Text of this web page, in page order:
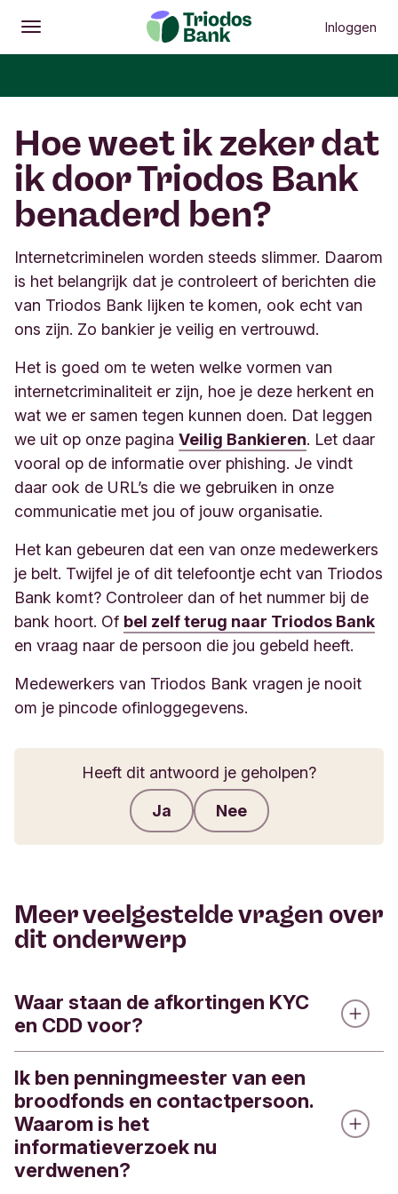
Openen
Hoofdmenu Inloggen
Hoe weet ik zeker dat
ik door Triodos Bank
benaderd ben?
Internetcriminelen worden steeds slimmer. Daarom
is het belangrijk dat je controleert of berichten die
van Triodos Bank lijken te komen, ook echt van
ons zijn. Zo bankier je veilig en vertrouwd.
Het is goed om te weten welke vormen van
internetcriminaliteit er zijn, hoe je deze herkent en
wat we er samen tegen kunnen doen. Dat leggen
we uit op onze pagina Veilig Bankieren. Let daar
vooral op de informatie over phishing. Je vindt
daar ook de URL’s die we gebruiken in onze
communicatie met jou of jouw organisatie.
Het kan gebeuren dat een van onze medewerkers
je belt. Twijfel je of dit telefoontje echt van Triodos
Bank komt? Controleer dan of het nummer bij de
bank hoort. Of bel zelf terug naar Triodos Bank
en vraag naar de persoon die jou gebeld heeft.
Medewerkers van Triodos Bank vragen je nooit
om je pincode ofinloggegevens.
Heeft dit antwoord je geholpen?
Ja Nee
Meer veelgestelde vragen over
dit onderwerp
Waar staan de afkortingen KYC
en CDD voor?
KYC staat voor Know Your Customer en CDD
voor Customer Due Diligence. Dit betekent dat we
je als klant beter willen leren kennen, willen weten
wie je bent en hoe je onze producten en diensten
gebruikt.
Ik ben penningmeester van een
broodfonds en contactpersoon.
Waarom is het
informatieverzoek nu
verdwenen?